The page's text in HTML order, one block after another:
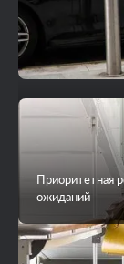
VIP-трансфер
Приоритетная
ожиданий